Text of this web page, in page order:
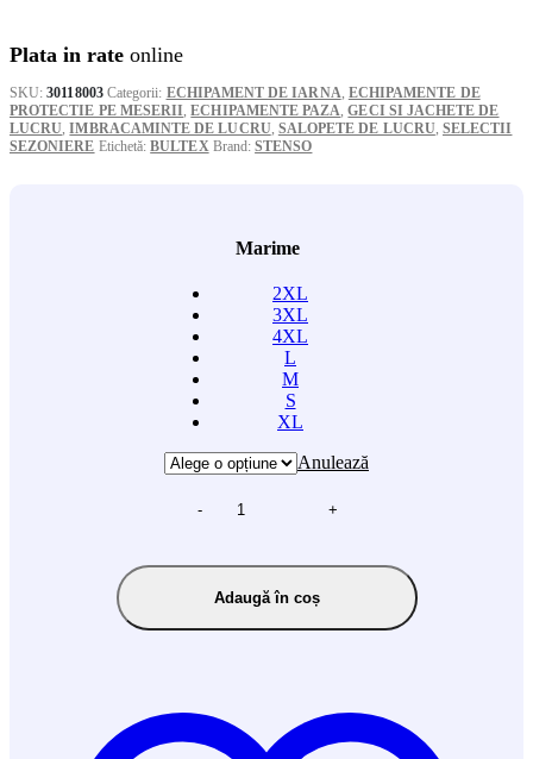
Plata in rate online
SKU:30118003 Categorii: ECHIPAMENT DE IARNA ECHIPAMENTE DE
PROTECTIE PE MESERII ,ECHIPAMENTE PAZA ,GECI SI JACHETE DE
LUCRU ,IMBRACAMINTE DE LUCRU SALOPETE DE LUCRU SELECTII
SEZONIERE Etichetă:BULTEX Brand:STENSO
Marime
2XL
3XL
4XL
L
M
S
XL
Anulează
- +
Adaugă în coș